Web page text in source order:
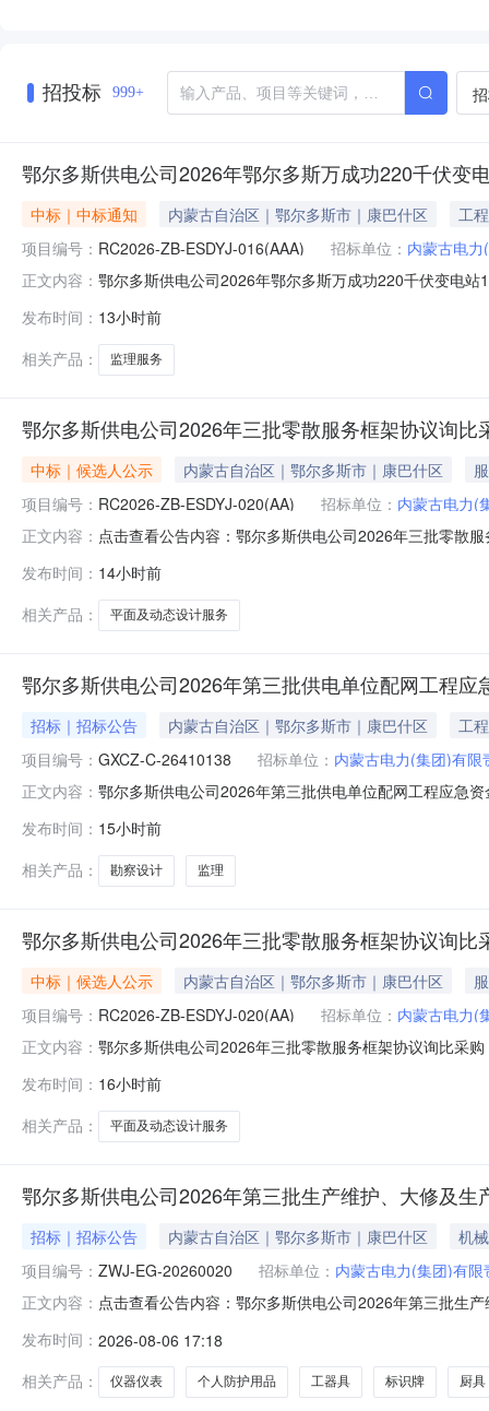
招投标 999+
鄂尔多斯供电公司2026年鄂尔多斯万成功220千伏变
中标｜中标通知 内蒙古自治区｜鄂尔多斯市｜康巴什区
工程
项目编号： RC2026-ZB-ESDYJ-016(AAA) 招标单位： 内蒙古电
正文内容： 鄂尔多斯供电公司2026年鄂尔多斯万成功220千伏变电
110千伏间隔扩建工程（蒙西京津冀换流站站外电源）
发布时间： 13小时前
相关产品：
监理服务
鄂尔多斯供电公司2026年三批零散服务框架协议询比
中标｜候选人公示 内蒙古自治区｜鄂尔多斯市｜康巴什区
项目编号： RC2026-ZB-ESDYJ-020(AA) 招标单位： 内蒙古电力(
正文内容： 点击查看公告内容：鄂尔多斯供电公司2026年三批零散
发布时间： 14小时前
相关产品：
平面及动态设计服务
鄂尔多斯供电公司2026年第三批供电单位配网工程
招标｜招标公告 内蒙古自治区｜鄂尔多斯市｜康巴什区
工
项目编号： GXCZ-C-26410138 招标单位： 内蒙古电力(集团)有
正文内容： 鄂尔多斯供电公司2026年第三批供电单位配网工程应急
1409:01解密结束时间:2026-08-1410:01开启应答文件
发布时间： 15小时前
相关产品：
勘察设计 监理
鄂尔多斯供电公司2026年三批零散服务框架协议询比
中标｜候选人公示 内蒙古自治区｜鄂尔多斯市｜康巴什区
项目编号： RC2026-ZB-ESDYJ-020(AA) 招标单位： 内蒙古电力(
正文内容： 鄂尔多斯供电公司2026年三批零散服务框架协议询比采
购（三次）（项目编号：RC2026-ZB-ESDYJ-020（AA
公
发布时间： 16小时前
相关产品：
平面及动态设计服务
鄂尔多斯供电公司2026年第三批生产维护、大修及
招标｜招标公告 内蒙古自治区｜鄂尔多斯市｜康巴什区
机
项目编号： ZWJ-EG-20260020 招标单位： 内蒙古电力(集团)有
正文内容： 点击查看公告内容：鄂尔多斯供电公司2026年第三批生
发布时间： 2026-08-06 17:18
相关产品：
仪器仪表 个人防护用品 工器具 标识牌 厨具